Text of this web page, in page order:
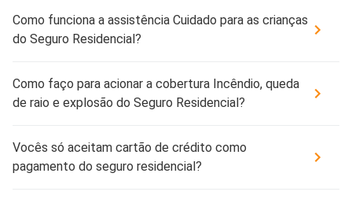
Como funciona a assistência Cuidado para as crianças
do Seguro Residencial?
Como faço para acionar a cobertura Incêndio, queda
de raio e explosão do Seguro Residencial?
Vocês só aceitam cartão de crédito como
pagamento do seguro residencial?